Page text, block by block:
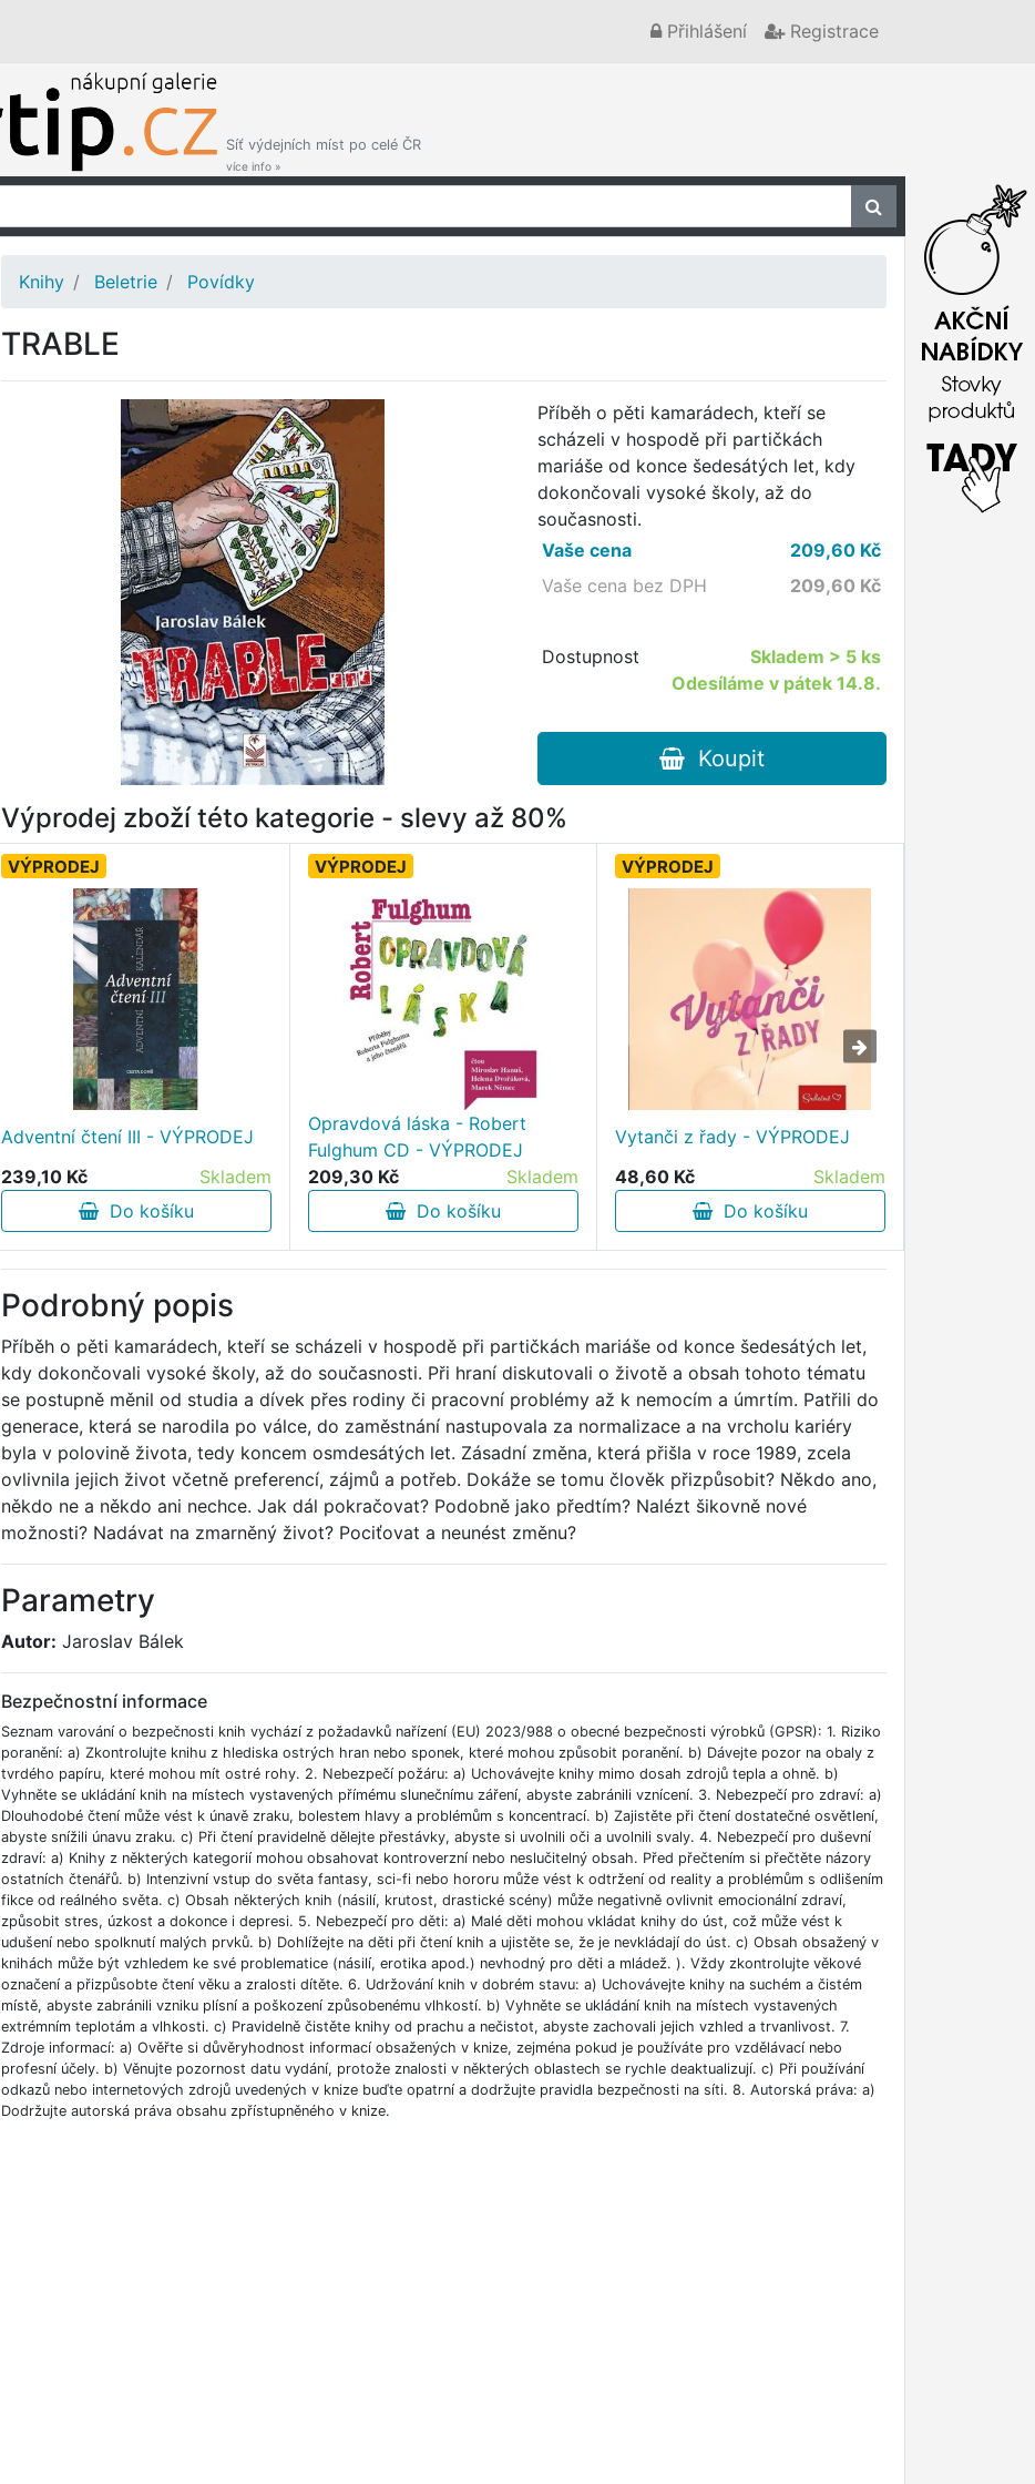
Přihlášení Registrace
Síť výdejních míst po celé ČR
více info »
Knihy Beletrie Povídky
TRABLE
Příběh o pěti kamarádech, kteří se
scházeli v hospodě při partičkách
mariáše od konce šedesátých let, kdy
dokončovali vysoké školy, až do
současnosti.
Vaše cena
209,60Kč
Vaše cena bez DPH
209,60 Kč
Dostupnost Skladem > 5 ks
Odesíláme v pátek 14.8.
Koupit
Výprodej zboží této kategorie - slevy až 80%
VÝPRODEJ
Adventní čtení III - VÝPRODEJ
239,10 Kč
Skladem
Do košíku
VÝPRODEJ
Opravdová láska - Robert
Fulghum CD - VÝPRODEJ
209,30 Kč
Skladem
Do košíku
VÝPRODEJ
Vytanči z řady - VÝPRODEJ
48,60 Kč
Skladem
Do košíku
Podrobný popis
Příběh o pěti kamarádech, kteří se scházeli v hospodě při partičkách mariáše od konce šedesátých let,
kdy dokončovali vysoké školy, až do současnosti. Při hraní diskutovali o životě a obsah tohoto tématu
se postupně měnil od studia a dívek přes rodiny či pracovní problémy až k nemocím a úmrtím. Patřili do
generace, která se narodila po válce, do zaměstnání nastupovala za normalizace a na vrcholu kariéry
byla v polovině života, tedy koncem osmdesátých let. Zásadní změna, která přišla v roce 1989, zcela
ovlivnila jejich život včetně preferencí, zájmů a potřeb. Dokáže se tomu člověk přizpůsobit? Někdo ano,
někdo ne a někdo ani nechce. Jak dál pokračovat? Podobně jako předtím? Nalézt šikovně nové
možnosti? Nadávat na zmarněný život? Pociťovat a neunést změnu?
Parametry
Autor: Jaroslav Bálek
Bezpečnostní informace
Seznam varování o bezpečnosti knih vychází z požadavků nařízení (EU) 2023/988 o obecné bezpečnosti výrobků (GPSR): 1. Riziko
poranění: a) Zkontrolujte knihu z hlediska ostrých hran nebo sponek, které mohou způsobit poranění. b) Dávejte pozor na obaly z
tvrdého papíru, které mohou mít ostré rohy. 2. Nebezpečí požáru: a) Uchovávejte knihy mimo dosah zdrojů tepla a ohně. b)
Vyhněte se ukládání knih na místech vystavených přímému slunečnímu záření, abyste zabránili vznícení. 3. Nebezpečí pro zdraví: a)
Dlouhodobé čtení může vést k únavě zraku, bolestem hlavy a problémům s koncentrací. b) Zajistěte při čtení dostatečné osvětlení,
abyste snížili únavu zraku. c) Při čtení pravidelně dělejte přestávky, abyste si uvolnili oči a uvolnili svaly. 4. Nebezpečí pro duševní
zdraví: a) Knihy z některých kategorií mohou obsahovat kontroverzní nebo neslučitelný obsah. Před přečtením si přečtěte názory
ostatních čtenářů. b) Intenzivní vstup do světa fantasy, sci-fi nebo hororu může vést k odtržení od reality a problémům s odlišením
fikce od reálného světa. c) Obsah některých knih (násilí, krutost, drastické scény) může negativně ovlivnit emocionální zdraví,
způsobit stres, úzkost a dokonce i depresi. 5. Nebezpečí pro děti: a) Malé děti mohou vkládat knihy do úst, což může vést k
udušení nebo spolknutí malých prvků. b) Dohlížejte na děti při čtení knih a ujistěte se, že je nevkládají do úst. c) Obsah obsažený v
knihách může být vzhledem ke své problematice (násilí, erotika apod.) nevhodný pro děti a mládež. ). Vždy zkontrolujte věkové
označení a přizpůsobte čtení věku a zralosti dítěte. 6. Udržování knih v dobrém stavu: a) Uchovávejte knihy na suchém a čistém
místě, abyste zabránili vzniku plísní a poškození způsobenému vlhkostí. b) Vyhněte se ukládání knih na místech vystavených
extrémním teplotám a vlhkosti. c) Pravidelně čistěte knihy od prachu a nečistot, abyste zachovali jejich vzhled a trvanlivost. 7.
Zdroje informací: a) Ověřte si důvěryhodnost informací obsažených v knize, zejména pokud je používáte pro vzdělávací nebo
profesní účely. b) Věnujte pozornost datu vydání, protože znalosti v některých oblastech se rychle deaktualizují. c) Při používání
odkazů nebo internetových zdrojů uvedených v knize buďte opatrní a dodržujte pravidla bezpečnosti na síti. 8. Autorská práva: a)
Dodržujte autorská práva obsahu zpřístupněného v knize.